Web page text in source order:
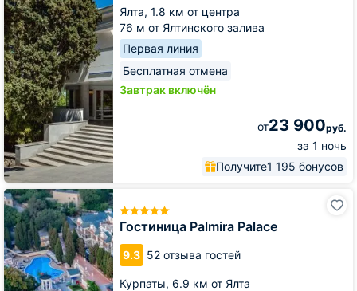
Ялта, 1.8 км от центра
76 м от Ялтинского залива
Первая линия
Бесплатная отмена
Завтрак включён
от23 900руб.
за 1 ночь
Получите1 195 бонусов
Гостиница Palmira Palace
9.3 52 отзыва гостей
Курпаты, 6.9 км от Ялта
Гостиница
Palmira
Palace